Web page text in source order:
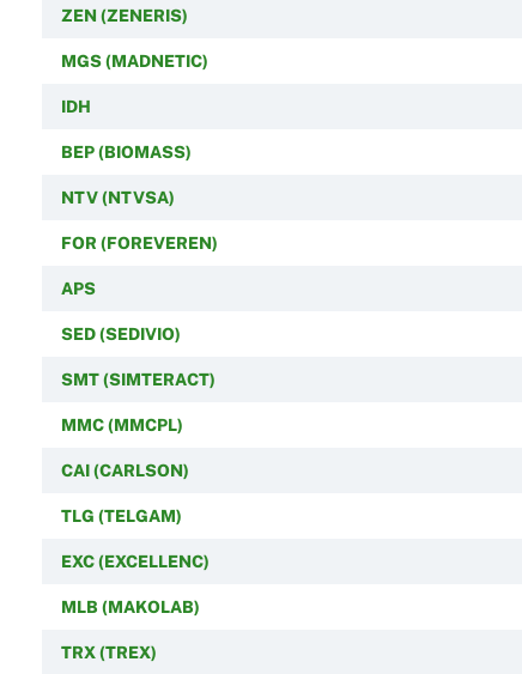
ZEN (ZENERIS)
MGS (MADNETIC)
IDH
BEP (BIOMASS)
NTV (NTVSA)
FOR (FOREVEREN)
APS
SED (SEDIVIO)
SMT (SIMTERACT)
MMC (MMCPL)
CAI (CARLSON)
TLG (TELGAM)
EXC (EXCELLENC)
MLB (MAKOLAB)
TRX (TREX)